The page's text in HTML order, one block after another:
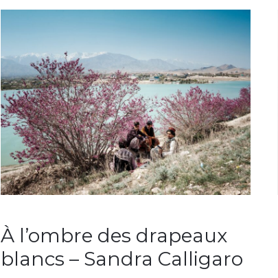
À l’ombre des drapeaux
blancs – Sandra Calligaro